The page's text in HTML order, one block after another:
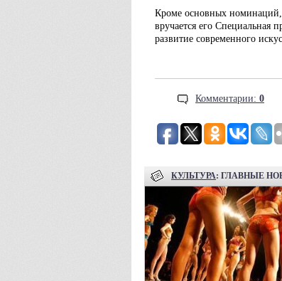
Кроме основных номинаций,
вручается его Специальная
развитие современного
Комментарии: 0
КУЛЬТУРА: ГЛАВНЫЕ